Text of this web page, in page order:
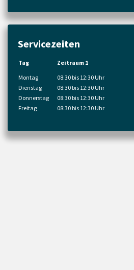
Servicezeiten
Tag Zeitraum 1
Montag
08:30 bis 12:30 Uhr
Dienstag
08:30 bis 12:30 Uhr
Donnerstag
08:30 bis 12:30 Uhr
Freitag
08:30 bis 12:30 Uhr